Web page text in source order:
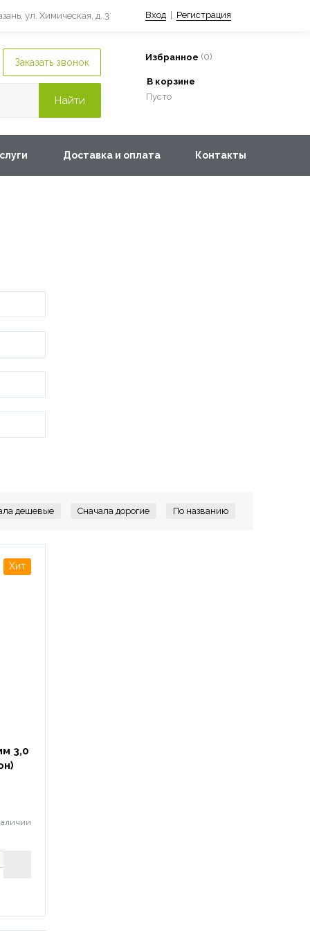
ул. Химическая, д. 3 Вход Регистрация
Избранное (0)
В корзине
Пусто
Доставка и оплата Контакты
3,0